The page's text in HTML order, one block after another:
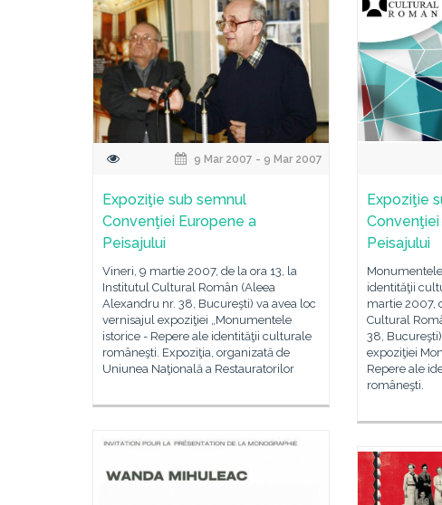
9 Mar 2007 - 9 Mar 2007
Expoziţie sub semnul
Convenţiei Europene a
Peisajului
Vineri, 9 martie 2007, de la ora 13, la
Institutul Cultural Român (Aleea
Alexandru nr. 38, Bucureşti) va avea loc
vernisajul expoziţiei „Monumentele
istorice - Repere ale identităţii culturale
româneşti. Expoziţia, organizată de
Uniunea Naţională a Restauratorilor
Expoziţie
Peisajului
identităţii
martie 2007,
Cultural
38,
expoziţiei
Repere ale
româneşti.